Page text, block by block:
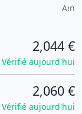
Ain
2,044 €
Vérifié aujourd'hui
2,060 €
Vérifié aujourd'hui